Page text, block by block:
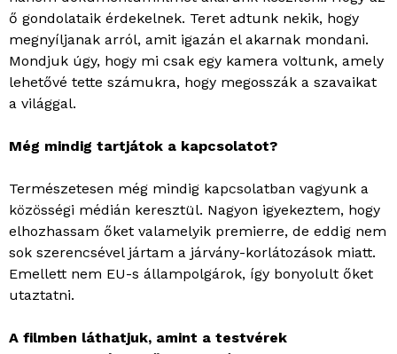
ő gondolataik érdekelnek. Teret adtunk nekik, hogy
megnyíljanak arról, amit igazán el akarnak mondani.
Mondjuk úgy, hogy mi csak egy kamera voltunk, amely
lehetővé tette számukra, hogy megosszák a szavaikat
a világgal.
Még mindig tartjátok a kapcsolatot?
Természetesen még mindig kapcsolatban vagyunk a
közösségi médián keresztül. Nagyon igyekeztem, hogy
elhozhassam őket valamelyik premierre, de eddig nem
sok szerencsével jártam a járvány-korlátozások miatt.
Emellett nem EU-s állampolgárok, így bonyolult őket
utaztatni.
A filmben láthatjuk, amint a testvérek